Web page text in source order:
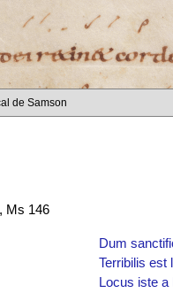
de Samson
Ms 146
Dum
Terribilis est
Locus iste